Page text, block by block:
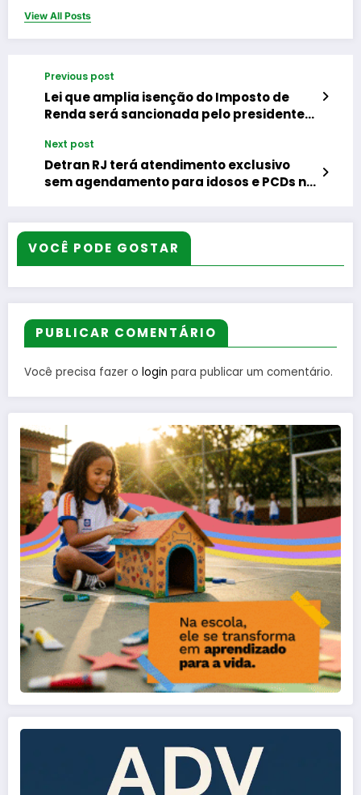
View All Posts
Previous post
Lei que amplia isenção do Imposto de
Renda será sancionada pelo presidente
Next post
Detran RJ terá atendimento exclusivo
sem agendamento para idosos e PCDs no
VOCÊ PODE GOSTAR
PUBLICAR COMENTÁRIO
Você precisa fazer o login para publicar um comentário.